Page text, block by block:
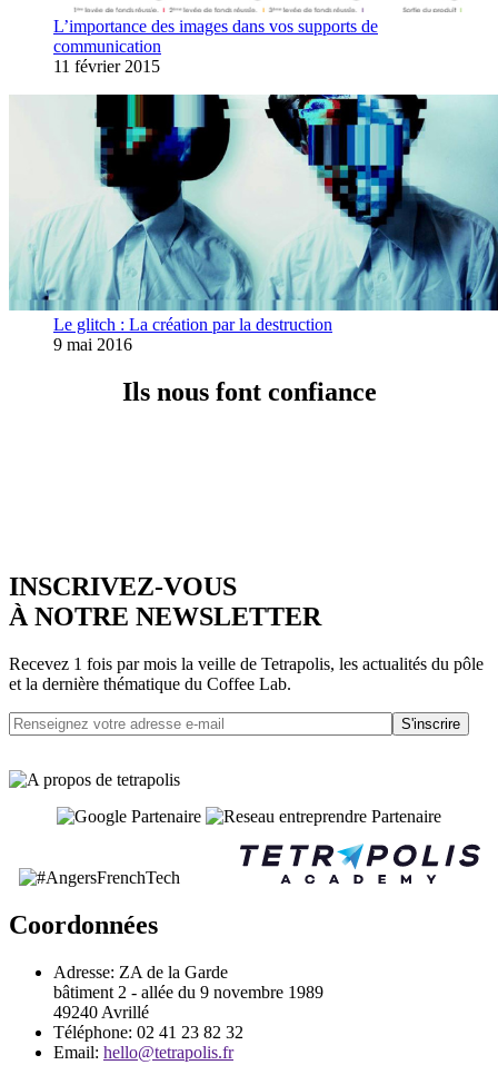
L’importance des images dans vos supports de
communication
11 février 2015
Le glitch : La création par la destruction
9 mai 2016
Ils nous font confiance
INSCRIVEZ-VOUS
À NOTRE NEWSLETTER
Recevez 1 fois par mois la veille de Tetrapolis, les actualités du pôle
et la dernière thématique du Coffee Lab.
S'inscrire
Coordonnées
Adresse: ZA de la Garde
bâtiment 2 - allée du 9 novembre 1989
49240 Avrillé
Téléphone: 02 41 23 82 32
Email: hello@tetrapolis.fr